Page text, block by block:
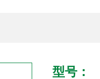
型号：